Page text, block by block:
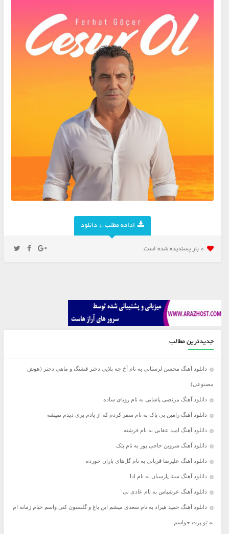
ادامه مطلب + دانلود
0 بار پسنديده شده است
جدیدترین مطالب
دانلود آهنگ محسن لرستانی به نام آخ چه بلایی دختر قشنگ و ماهی دختر (هوش
مصنوعی)
دانلود آهنگ مرتضی پاشایی به نام رویای ساده
دانلود آهنگ رامین بی باک به نام سفر کردم که از یادم بری دیدم نمیشه
دانلود آهنگ امید عقابی به نام فرشته
دانلود آهنگ شروین حاجی پور به نام پتک
دانلود آهنگ علیرضا قربانی به نام گل‌های باران خورده
دانلود آهنگ سینا پارسیان به نام ادا
دانلود آهنگ عرشیاس به نام عادی نی
دانلود آهنگ حمید هیراد به نام سعدی میشم این باغ و گلستون کنی واسم خیام زمانه ام
به تو پرت حواسم